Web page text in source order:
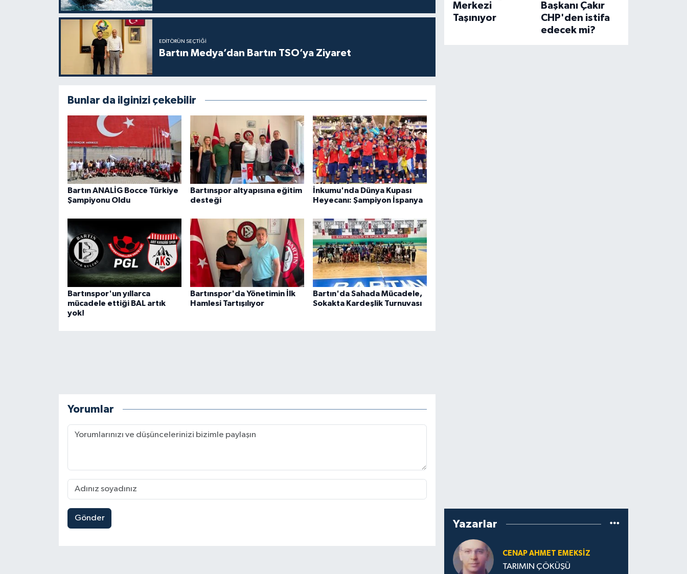
EDITÖRÜN SEÇTIĞI
Bartın Medya’dan Bartın TSO’ya Ziyaret
Bunlar da ilginizi çekebilir
Bartın ANALİG Bocce Türkiye
Şampiyonu Oldu
Bartınspor altyapısına eğitim
desteği
İnkumu'nda Dünya Kupası
Heyecanı: Şampiyon İspanya
Bartınspor'un yıllarca
mücadele ettiği BAL artık
yok!
Bartınspor'da Yönetimin İlk
Hamlesi Tartışılıyor
Bartın'da Sahada Mücadele,
Sokakta Kardeşlik Turnuvası
Yorumlar
Gönder
Merkezi
Taşınıyor
Başkanı Çakır
CHP'den istifa
edecek mi?
Yazarlar
CENAP AHMET EMEKSİZ
TARIMIN ÇÖKÜŞÜ